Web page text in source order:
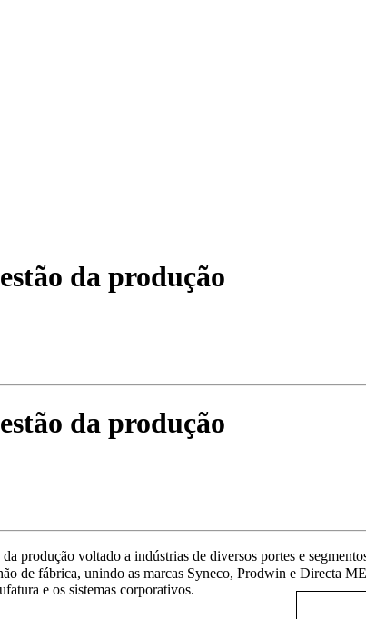
da produção
da produção
produção voltado a indústrias de diversos portes e
de fábrica, unindo as marcas Syneco, Prodwin e Directa
e os sistemas corporativos.